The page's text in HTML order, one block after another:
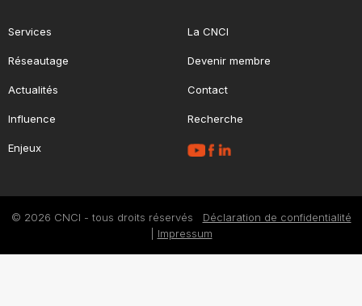
Services
Réseautage
Actualités
Influence
Enjeux
La CNCI
Devenir membre
Contact
Recherche
© 2026 CNCI - tous droits réservés Déclaration de confidentialité
Impressum